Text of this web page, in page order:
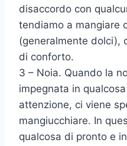
disaccordo con
tendiamo a mangiare
(generalmente dolci),
di conforto.
3 – Noia. Quando la
impegnata in
attenzione, ci viene
mangiucchiare. In
qualcosa di pronto e